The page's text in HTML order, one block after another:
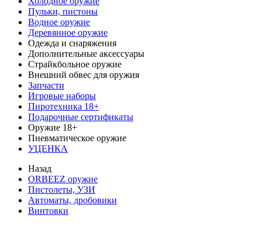
Пульки, пистоны
Водное оружие
Деревянное оружие
Одежда и снаряжения
Дополнительные аксессуары
Страйкбольное оружие
Внешний обвес для оружия
Запчасти
Игровые наборы
Пиротехника 18+
Подарочные сертификаты
Оружие 18+
Пневматическое оружие
УЦЕНКА
Назад
ORBEEZ оружие
Пистолеты, УЗИ
Автоматы, дробовики
Винтовки